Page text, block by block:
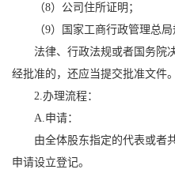
（8）公司住所证明；
（9）国家工商行政管理总
法律、行政法规或者国务院
经批准的，还应当提交批准文件。
2.办理流程：
A.申请：
由全体股东指定的代表或者
申请设立登记。